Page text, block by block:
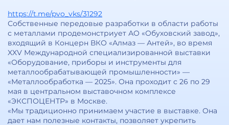
https://t.me/pvo_vks/31292
Собственные передовые разработки в области работы
с металлами продемонстриует АО «Обуховский завод»,
входящий в Концерн ВКО «Алмаз — Антей», во время
XXV Международной специализированной выставки
«Оборудование, приборы и инструменты для
металлообрабатывающей промышленности» —
«Металлообработка — 2025». Она проходит с 26 по 29
мая в центральном выставочном комплексе
«ЭКСПОЦЕНТР» в Москве.
«Мы традиционно принимаем участие в выставке. Она
дает нам полезные контакты, позволяет укрепить